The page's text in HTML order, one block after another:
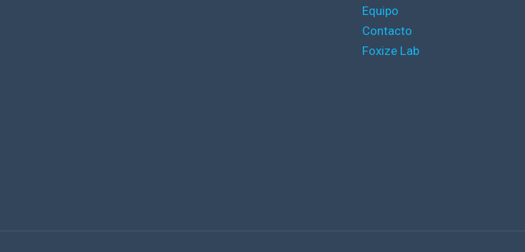
Equipo
Contacto
Foxize Lab